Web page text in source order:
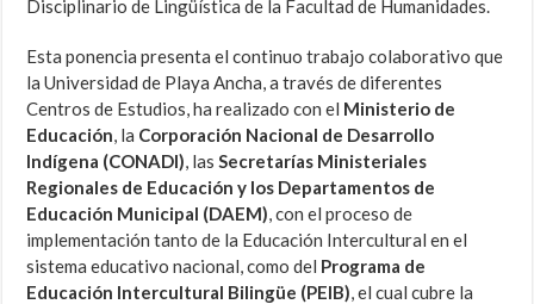
Disciplinario de Lingüística de la Facultad de Humanidades.
Esta ponencia presenta el continuo trabajo colaborativo que
la Universidad de Playa Ancha, a través de diferentes
Centros de Estudios, ha realizado con el Ministerio de
Educación, la Corporación Nacional de Desarrollo
Indígena (CONADI), lasSecretarías Ministeriales
Regionales de Educación y los Departamentos de
Educación Municipal (DAEM), con el proceso de
implementación tanto de la Educación Intercultural en el
sistema educativo nacional, como del Programa de
Educación Intercultural Bilingüe (PEIB), el cual cubre la